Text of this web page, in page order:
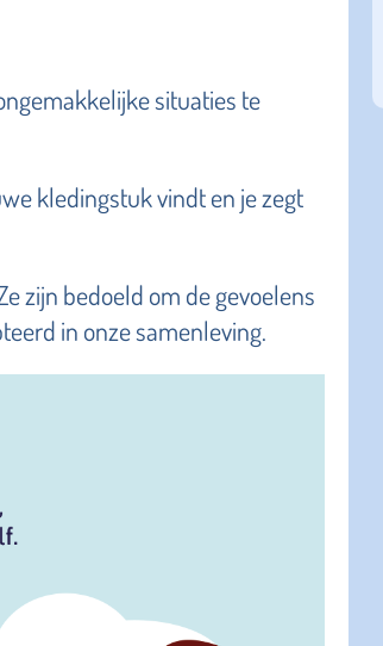
situaties te
kledingstuk vindt en je zegt
zijn bedoeld om de gevoelens
in onze samenleving.